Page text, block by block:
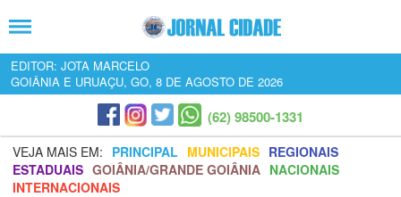
EDITOR: JOTA MARCELO
GOIÂNIA E URUAÇU, GO, 8 DE AGOSTO DE 2026
(62) 98500-1331
VEJA MAIS EM: PRINCIPAL MUNICIPAIS REGIONAIS
ESTADUAIS GOIÂNIA/GRANDE GOIÂNIA NACIONAIS
INTERNACIONAIS